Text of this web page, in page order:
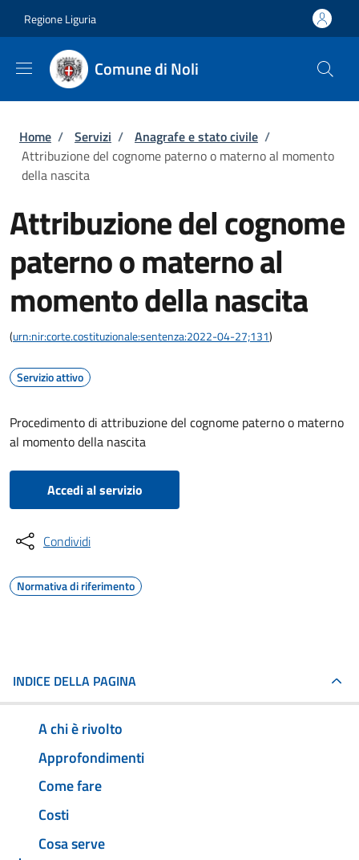
Regione Liguria
Comune di Noli
Briciole di pane
Home / Servizi / Anagrafe e stato civile /
Attribuzione del cognome paterno o materno al momento
della nascita
Attribuzione del cognome
paterno o materno al
momento della nascita
(urn:nir:corte.costituzionale:sentenza:2022-04-27;131)
Servizio attivo
Procedimento di attribuzione del cognome paterno o materno
al momento della nascita
Accedi al servizio
Condividi
Normativa di riferimento
INDICE DELLA PAGINA
A chi è rivolto
Approfondimenti
Come fare
Costi
Cosa serve